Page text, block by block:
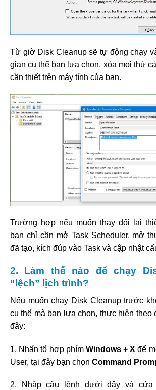
Từ giờ Disk Cleanup sẽ tự động chạy
gian cụ thể bạn lựa chọn, xóa mọi thứ
cần thiết trên máy tính của bạn.
Trường hợp nếu muốn thay đổi lại
bạn chỉ cần mở Task Scheduler, mở
đã tạo, kích đúp vào Task và cập nhật
2. Làm thế nào để chạy
“lệch” lịch trình?
Nếu muốn chạy Disk Cleanup trước
cụ thể mà bạn lựa chọn, thực hiện
đây:
1. Nhấn tổ hợp phím Windows + Xđể
User, tại đây bạn chọn Command
2. Nhập câu lệnh dưới đây và cửa